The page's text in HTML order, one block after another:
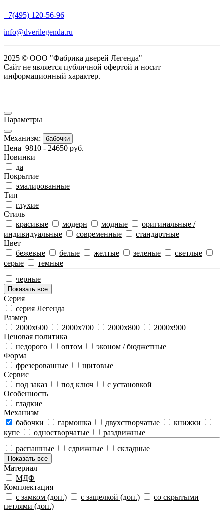
+7(495) 120-56-96
info@dverilegenda.ru
2025 © ООО "Фабрика дверей Легенда"
Сайт не является публичной офертой и носит
информационный характер.
Параметры
Механизм: бабочки
Цена 9810 - 24650 руб.
Новинки
да
Покрытиe
эмалированные
Тип
глухие
Стиль
красивые
модерн модные
оригинальные /
индивидуальные
современные
стандартные
Цвeт
бежевые
белые желтые зеленые
светлые
серые
темные
черные
Показать все
Серия
серия Легенда
Размeр
2000х600
2000х700 2000х800
2000х900
Ценовая политика
недорого
оптом
эконом / бюджетные
Форма
фрезерованные
щитовые
Сервис
под заказ
под ключ
с установкой
Особенность
гладкие
Механизм
бабочки
гармошка двухстворчатые
книжки
купе
одностворчатые
раздвижные
распашные
сдвижные складные
Показать все
Материал
МДФ
Комплектация
с замком (доп.)
с защелкой (доп.)
со скрытыми
петлями (доп.)